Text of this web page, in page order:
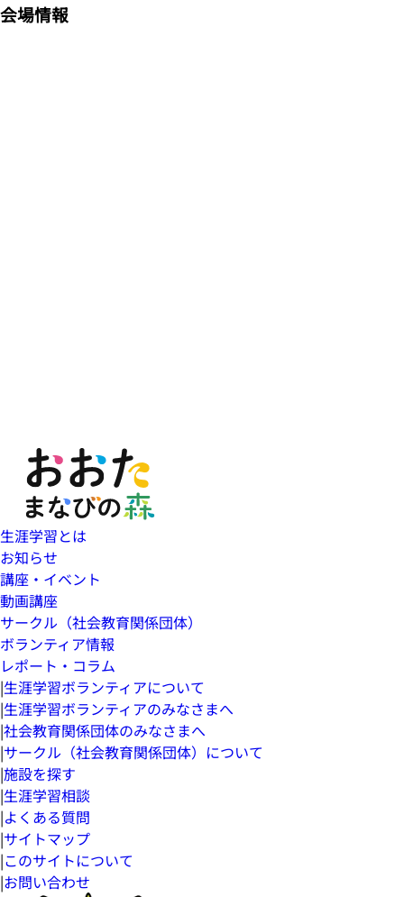
会場情報
生涯学習とは
お知らせ
講座・イベント
動画講座
サークル（社会教育関係団体）
ボランティア情報
レポート・コラム
|生涯学習ボランティアについて
|生涯学習ボランティアのみなさまへ
|社会教育関係団体のみなさまへ
|サークル（社会教育関係団体）について
|施設を探す
|生涯学習相談
|よくある質問
|サイトマップ
|このサイトについて
|お問い合わせ